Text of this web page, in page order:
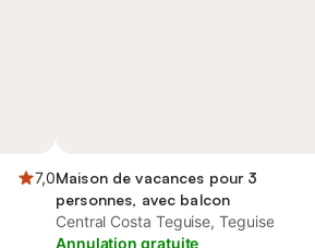
7,0Maison de vacances pour 3
personnes, avec balcon
Central Costa Teguise, Teguise
Annulation gratuite